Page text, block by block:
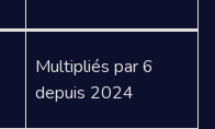
Multipliés par 6
depuis 2024